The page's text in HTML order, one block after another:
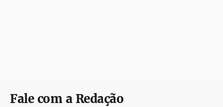
Fale com a Redação